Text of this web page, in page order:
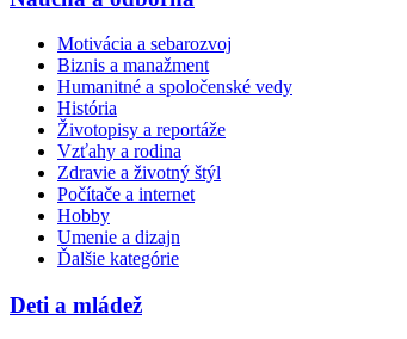
Motivácia a sebarozvoj
Biznis a manažment
Humanitné a spoločenské vedy
História
Životopisy a reportáže
Vzťahy a rodina
Zdravie a životný štýl
Počítače a internet
Hobby
Umenie a dizajn
Ďalšie kategórie
Deti a mládež